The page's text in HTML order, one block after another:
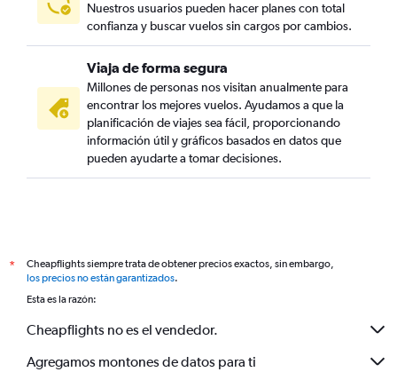
Nuestros usuarios pueden hacer planes con total
confianza y buscar vuelos sin cargos por cambios.
Viaja de forma segura
Millones de personas nos visitan anualmente para
encontrar los mejores vuelos. Ayudamos a que la
planificación de viajes sea fácil, proporcionando
información útil y gráficos basados en datos que
pueden ayudarte a tomar decisiones.
*
Cheapflights siempre trata de obtener precios exactos, sin embargo,
los precios no están garantizados.
Esta es la razón:
Cheapflights no es el vendedor.
Agregamos montones de datos para ti